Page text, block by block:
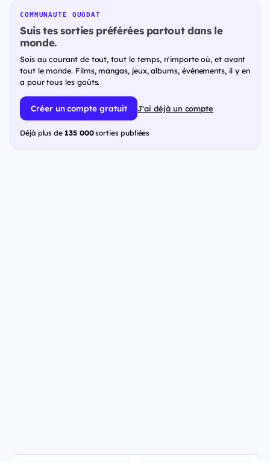
COMMUNAUTÉ QUODAT
Suis tes sorties préférées partout dans le
monde.
Sois au courant de tout, tout le temps, n'importe où, et avant
tout le monde. Films, mangas, jeux, albums, événements, il y en
a pour tous les goûts.
Créer un compte gratuit J'ai déjà un compte
Déjà plus de 135 000sorties publiées